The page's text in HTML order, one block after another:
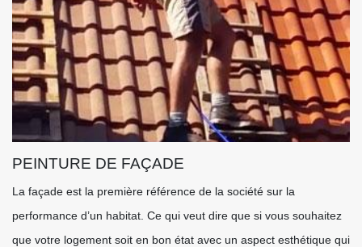
PEINTURE DE FAÇADE
La façade est la première référence de la société sur la
performance d’un habitat. Ce qui veut dire que si vous souhaitez
que votre logement soit en bon état avec un aspect esthétique qui